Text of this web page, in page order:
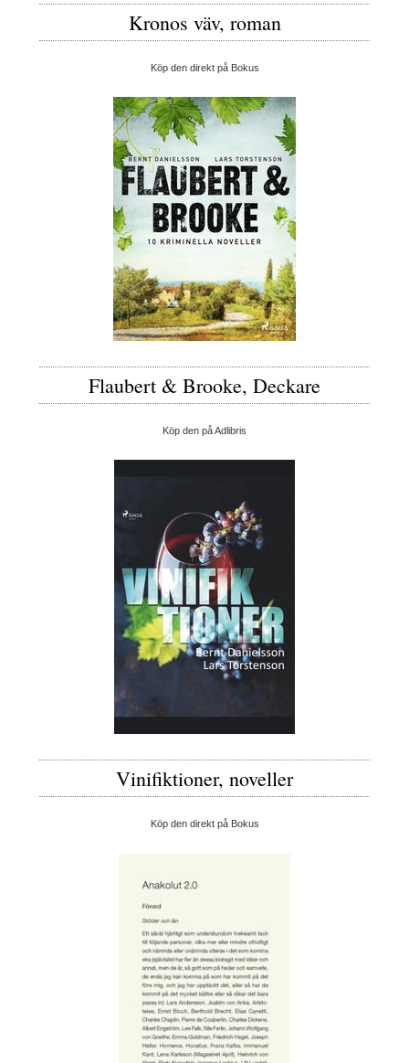
Kronos väv, roman
Köp den direkt på Bokus
Flaubert & Brooke, Deckare
Köp den på Adlibris
Vinifiktioner, noveller
Köp den direkt på Bokus